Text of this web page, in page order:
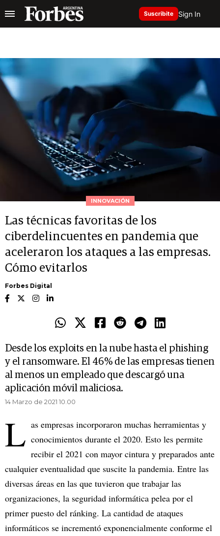
Suscribite Sign In
INNOVACIÓN
Las técnicas favoritas de los
ciberdelincuentes en pandemia que
aceleraron los ataques a las empresas.
Cómo evitarlos
Forbes Digital
Desde los exploits en la nube hasta el phishing
y el ransomware. El 46% de las empresas tienen
al menos un empleado que descargó una
aplicación móvil maliciosa.
14 Marzo de 2021 10.00
L as empresas incorporaron muchas herramientas y
conocimientos durante el 2020. Esto les permite
recibir el 2021 con mayor cintura y preparados ante
cualquier eventualidad que suscite la pandemia. Entre las
diversas áreas en las que tuvieron que trabajar las
organizaciones, la seguridad informática pelea por el
primer puesto del ránking. La cantidad de ataques
informáticos se incrementó exponencialmente conforme el